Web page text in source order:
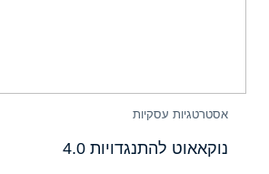
אסטרטגיות עסקיות
נוקאאוט להתנגדויות 4.0